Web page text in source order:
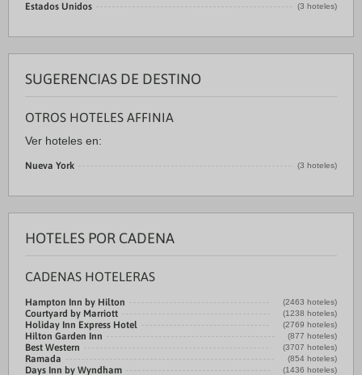
Estados Unidos (3 hoteles)
SUGERENCIAS DE DESTINO
OTROS HOTELES AFFINIA
Ver hoteles en:
Nueva York (3 hoteles)
HOTELES POR CADENA
CADENAS HOTELERAS
Hampton Inn by Hilton (2463 hoteles)
Courtyard by Marriott (1238 hoteles)
Holiday Inn Express Hotel (2769 hoteles)
Hilton Garden Inn (877 hoteles)
Best Western (3707 hoteles)
Ramada (854 hoteles)
Days Inn by Wyndham (1436 hoteles)